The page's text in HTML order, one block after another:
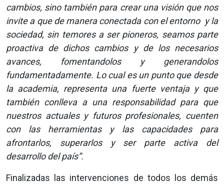
cambios, sino también para crear una visión que nos
invite a que de manera conectada con el entorno y la
sociedad, sin temores a ser pioneros, seamos parte
proactiva de dichos cambios y de los necesarios
avances, fomentandolos y generandolos
fundamentadamente. Lo cual es un punto que desde
la academia, representa una fuerte ventaja y que
también conlleva a una responsabilidad para que
nuestros actuales y futuros profesionales, cuenten
con las herramientas y las capacidades para
afrontarlos, superarlos y ser parte activa del
desarrollo del país”.
Finalizadas las intervenciones de todos los demás